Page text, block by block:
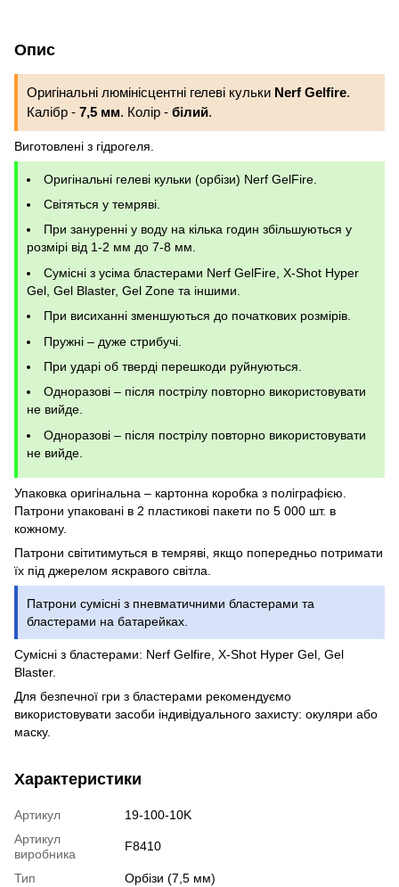
Опис
Оригінальні люмінісцентні гелеві кульки Nerf Gelfire.
Калібр - 7,5 мм. Колір - білий.
Виготовлені з гідрогеля.
Оригінальні гелеві кульки (орбізи) Nerf GelFire.
Світяться у темряві.
При зануренні у воду на кілька годин збільшуються у
розмірі від 1-2 мм до 7-8 мм.
Сумісні з усіма бластерами Nerf GelFire, X-Shot Hyper
Gel, Gel Blaster, Gel Zone та іншими.
При висиханні зменшуються до початкових розмірів.
Пружні – дуже стрибучі.
При ударі об тверді перешкоди руйнуються.
Одноразові – після пострілу повторно використовувати
не вийде.
Одноразові – після пострілу повторно використовувати
не вийде.
Упаковка оригінальна – картонна коробка з поліграфією.
Патрони упаковані в 2 пластикові пакети по 5 000 шт. в
кожному.
Патрони світитимуться в темряві, якщо попередньо потримати
їх під джерелом яскравого світла.
Патрони сумісні з пневматичними бластерами та
бластерами на батарейках.
Сумісні з бластерами: Nerf Gelfire, X-Shot Hyper Gel, Gel
Blaster.
Для безпечної гри з бластерами рекомендуємо
використовувати засоби індивідуального захисту: окуляри або
маску.
Характеристики
Артикул
19-100-10K
Артикул
виробника
F8410
Тип
Орбізи (7,5 мм)